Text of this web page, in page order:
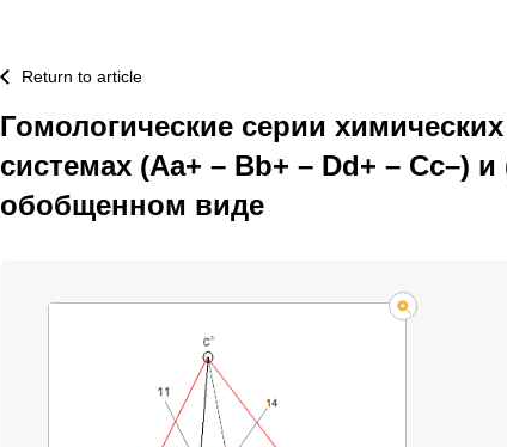
Return to article
Гомологические серии
системах (Aa+ – Bb+ – Dd+ – Cc–)
обобщенном виде